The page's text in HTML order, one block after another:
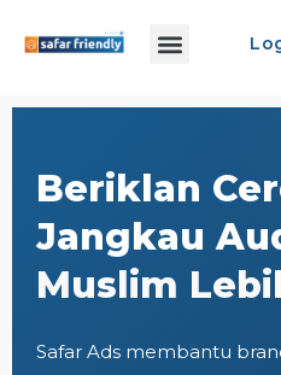
Beriklan
Jangkau
Muslim
Safar Ads membantu